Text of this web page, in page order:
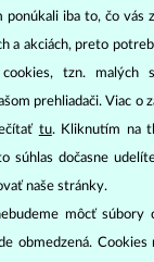
ponúkali iba to, čo vás
a akciách, preto
cookies, tzn. malých
prehliadači. Viac o
tu. Kliknutím na
súhlas dočasne
naše stránky.
môcť súbory
obmedzená.